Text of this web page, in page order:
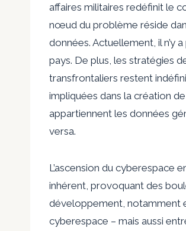
affaires militaires redéfinit le
nœud du problème réside
données. Actuellement, il n’y
pays. De plus, les stratégies
transfrontaliers restent
impliquées dans la création
appartiennent les données
versa.
L’ascension du cyberespace
inhérent, provoquant des
développement, notamment
cyberespace – mais aussi